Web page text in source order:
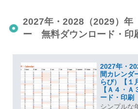
2027年・2028（2029）
ー 無料ダウンロード・印
2027年・
間カレンダ
らび）【１
【Ａ４・
ード・印刷
シンプルな